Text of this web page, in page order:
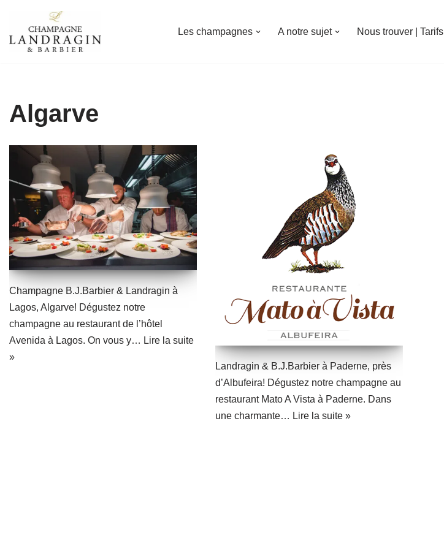
Aller
Les champagnes A notre sujet Nous trouver | Tarifs
Algarve
Champagne B.J.Barbier & Landragin à
Lagos, Algarve! Dégustez notre
champagne au restaurant de l’hôtel
Avenida à Lagos. On vous y… Lire la suite
»
Landragin & B.J.Barbier à Paderne, près
d’Albufeira! Dégustez notre champagne au
restaurant Mato A Vista à Paderne. Dans
une charmante… Lire la suite »